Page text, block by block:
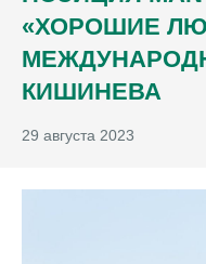
«ХОРОШИЕ
КИШИНЕВА
29 августа 2023